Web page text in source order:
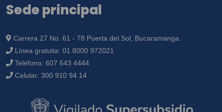
Sede principal
Carrera 27 No. 61 - 78 Puerta del Sol, Bucaramanga.
Línea gratuita: 01 8000 972021
Teléfono: 607 643 4444
Celular: 300 910 94 14